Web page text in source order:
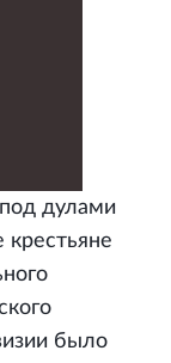
дулами
крестьяне
было